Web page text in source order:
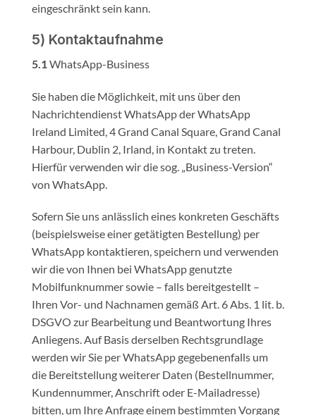
eingeschränkt sein kann.
5) Kontaktaufnahme
5.1WhatsApp-Business
Sie haben die Möglichkeit, mit uns über den
Nachrichtendienst WhatsApp der WhatsApp
Ireland Limited, 4 Grand Canal Square, Grand Canal
Harbour, Dublin 2, Irland, in Kontakt zu treten.
Hierfür verwenden wir die sog. „Business-Version“
von WhatsApp.
Sofern Sie uns anlässlich eines konkreten Geschäfts
(beispielsweise einer getätigten Bestellung) per
WhatsApp kontaktieren, speichern und verwenden
wir die von Ihnen bei WhatsApp genutzte
Mobilfunknummer sowie – falls bereitgestellt –
Ihren Vor- und Nachnamen gemäß Art. 6 Abs. 1 lit. b.
DSGVO zur Bearbeitung und Beantwortung Ihres
Anliegens. Auf Basis derselben Rechtsgrundlage
werden wir Sie per WhatsApp gegebenenfalls um
die Bereitstellung weiterer Daten (Bestellnummer,
Kundennummer, Anschrift oder E-Mailadresse)
bitten, um Ihre Anfrage einem bestimmten Vorgang